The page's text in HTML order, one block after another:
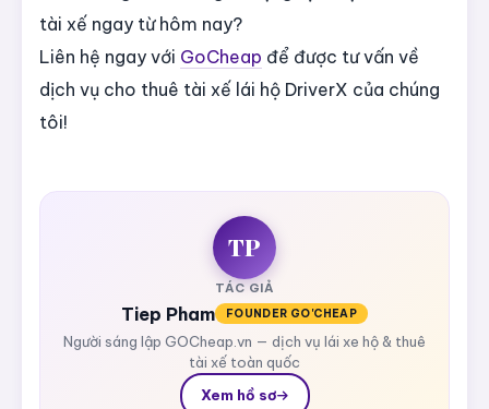
tài xế ngay từ hôm nay?
Liên hệ ngay với GoCheap để được tư vấn về
dịch vụ cho thuê tài xế lái hộ DriverX của chúng
tôi!
TP
TÁC GIẢ
Tiep Pham FOUNDER GO'CHEAP
Người sáng lập GOCheap.vn — dịch vụ lái xe hộ & thuê
tài xế toàn quốc
Xem hồ sơ